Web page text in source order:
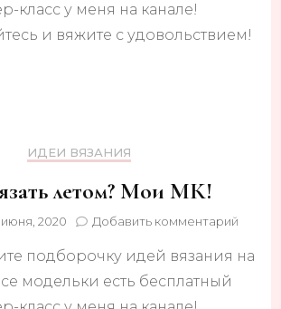
класс у меня на канале!
и вяжите с удовольствием!
ИДЕИ ВЯЗАНИЯ
летом? Мои МК!
июня, 2020 Добавить комментарий
Что
подборочку идей вязания на
модельки есть бесплатный